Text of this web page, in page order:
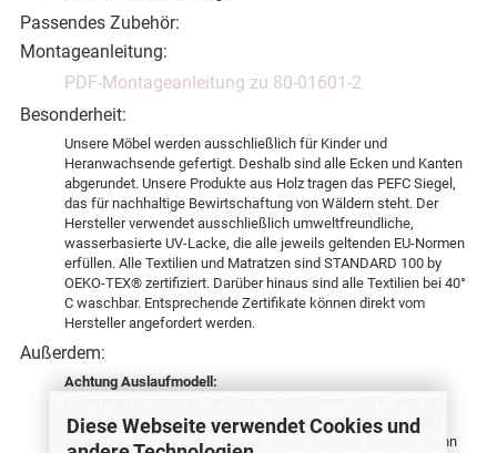
Diese Webseite verwendet Cookies und
Passendes Zubehör:
Montageanleitung:
PDF-Montageanleitung zu 80-01601-2
Besonderheit:
Unsere Möbel werden ausschließlich für Kinder und
Heranwachsende gefertigt. Deshalb sind alle Ecken und Kanten
abgerundet. Unsere Produkte aus Holz tragen das PEFC Siegel,
das für nachhaltige Bewirtschaftung von Wäldern steht. Der
Hersteller verwendet ausschließlich umweltfreundliche,
wasserbasierte UV-Lacke, die alle jeweils geltenden EU-Normen
erfüllen. Alle Textilien und Matratzen sind STANDARD 100 by
OEKO-TEX® zertifiziert. Darüber hinaus sind alle Textilien bei 40°
C waschbar. Entsprechende Zertifikate können direkt vom
Hersteller angefordert werden.
Außerdem:
Achtung Auslaufmodell:
sofort nicht mehr hergestellt. Es sind nur noch Restbestände
verfügbar die zu jedem Zeitpunkt vergriffen sein können. Wenn